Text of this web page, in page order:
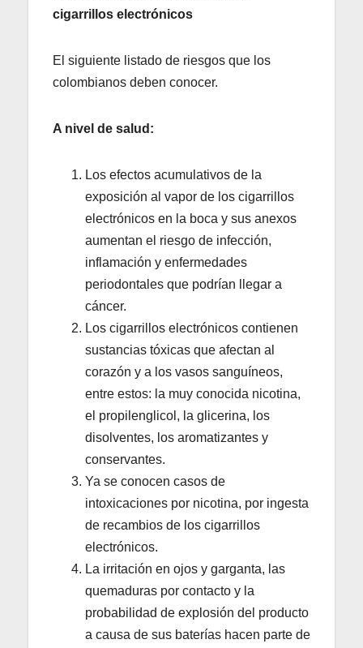
cigarrillos electrónicos
El siguiente listado de riesgos que los
colombianos deben conocer.
A nivel de salud:
Los efectos acumulativos de la
exposición al vapor de los cigarrillos
electrónicos en la boca y sus anexos
aumentan el riesgo de infección,
inflamación y enfermedades
periodontales que podrían llegar a
cáncer.
Los cigarrillos electrónicos contienen
sustancias tóxicas que afectan al
corazón y a los vasos sanguíneos,
entre estos: la muy conocida nicotina,
el propilenglicol, la glicerina, los
disolventes, los aromatizantes y
conservantes.
Ya se conocen casos de
intoxicaciones por nicotina, por ingesta
de recambios de los cigarrillos
electrónicos.
La irritación en ojos y garganta, las
quemaduras por contacto y la
probabilidad de explosión del producto
a causa de sus baterías hacen parte de